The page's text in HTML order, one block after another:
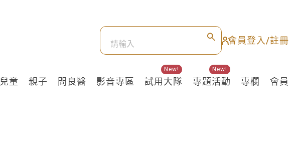
會員登入/註冊
兒童 親子 問良醫 影音專區 試用大隊
New!
專題活動
New!
專欄 會員